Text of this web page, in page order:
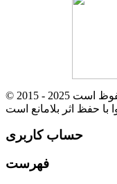
© 2015 - 2025 تمام حقوق برای فروشگاه ایفرش ™ محفوظ است
حساب کاربری
فهرست